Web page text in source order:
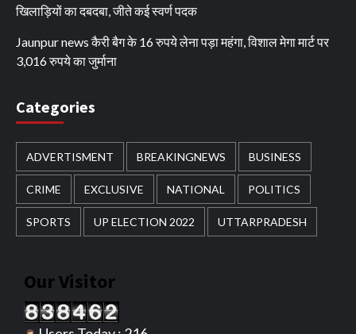
खिलाड़ियों का दबदबा, जीते कई स्वर्ण पदक
Jaunpur news कैरी बैग के 16 रुपये लेना पड़ा महंगा, विशाल मेगा मार्ट पर
3,016 रुपये का जुर्माना
Categories
ADVERTISMENT BREAKINGNEWS BUSINESS
CRIME EXCLUSIVE NATIONAL POLITICS
SPORTS UP ELECTION 2022 UTTARPRADESH
Our Visitor